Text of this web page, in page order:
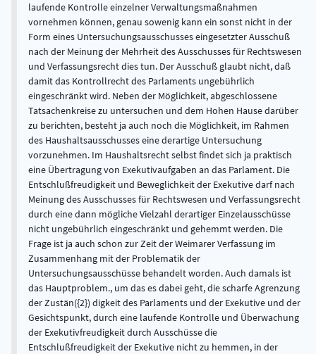
laufende Kontrolle einzelner Verwaltungsmaßnahmen
vornehmen können, genau sowenig kann ein sonst nicht in der
Form eines Untersuchungsausschusses eingesetzter Ausschuß
nach der Meinung der Mehrheit des Ausschusses für Rechtswesen
und Verfassungsrecht dies tun. Der Ausschuß glaubt nicht, daß
damit das Kontrollrecht des Parlaments ungebührlich
eingeschränkt wird. Neben der Möglichkeit, abgeschlossene
Tatsachenkreise zu untersuchen und dem Hohen Hause darüber
zu berichten, besteht ja auch noch die Möglichkeit, im Rahmen
des Haushaltsausschusses eine derartige Untersuchung
vorzunehmen. Im Haushaltsrecht selbst findet sich ja praktisch
eine Übertragung von Exekutivaufgaben an das Parlament. Die
Entschlußfreudigkeit und Beweglichkeit der Exekutive darf nach
Meinung des Ausschusses für Rechtswesen und Verfassungsrecht
durch eine dann mögliche Vielzahl derartiger Einzelausschüsse
nicht ungebührlich eingeschränkt und gehemmt werden. Die
Frage ist ja auch schon zur Zeit der Weimarer Verfassung im
Zusammenhang mit der Problematik der
Untersuchungsausschüsse behandelt worden. Auch damals ist
das Hauptproblem., um das es dabei geht, die scharfe Agrenzung
der Zustän({2}) digkeit des Parlaments und der Exekutive und der
Gesichtspunkt, durch eine laufende Kontrolle und Überwachung
der Exekutivfreudigkeit durch Ausschüsse die
Entschlußfreudigkeit der Exekutive nicht zu hemmen, in der